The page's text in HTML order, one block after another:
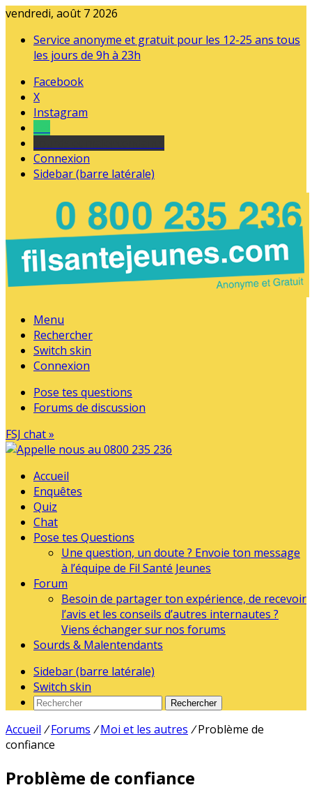
vendredi, août 7 2026
Service anonyme et gratuit pour les 12-25 ans tous
les jours de 9h à 23h
Facebook
X
Instagram
Connexion
Sidebar (barre latérale)
Menu
Rechercher
Switch skin
Connexion
Pose tes questions
Forums de discussion
FSJ chat »
Accueil
Enquêtes
Quiz
Chat
Pose tes Questions
Une question, un doute ? Envoie ton message
à l’équipe de Fil Santé Jeunes
Forum
Besoin de partager ton expérience, de recevoir
l’avis et les conseils d’autres internautes ?
Viens échanger sur nos forums
Sourds & Malentendants
Sidebar (barre latérale)
Switch skin
Rechercher
Accueil / Forums / Moi et les autres / Problème de
confiance
Problème de confiance